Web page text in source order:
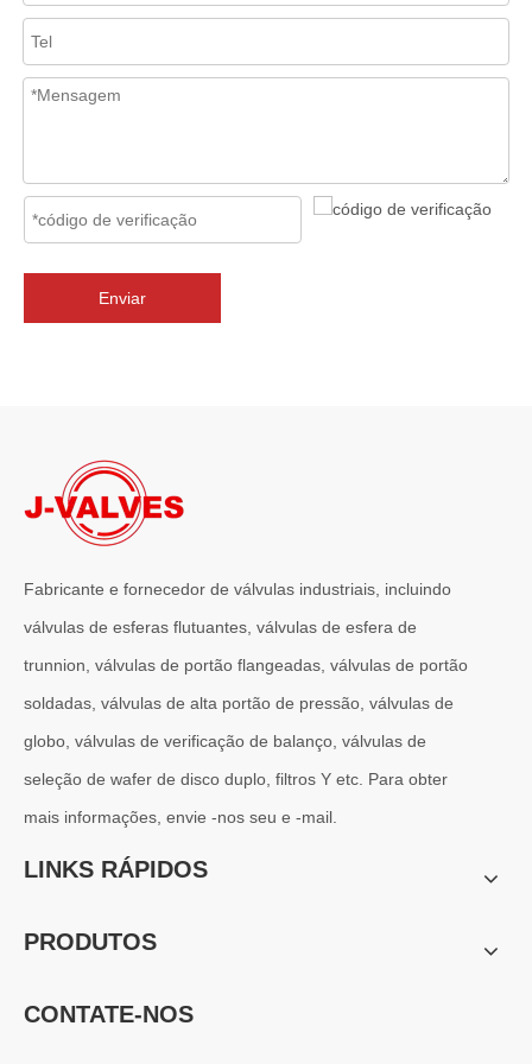
2026-07-02
J-VALVES fornece válvulas borboleta de flange excêntrica tripla
2026-07-01
Os sistemas de engenharia naval operam em alguns dos
Enviar
Fabricante e fornecedor de válvulas industriais, incluindo
válvulas de esferas flutuantes, válvulas de esfera de
trunnion, válvulas de portão flangeadas, válvulas de portão
soldadas, válvulas de alta portão de pressão, válvulas de
globo, válvulas de verificação de balanço, válvulas de
seleção de wafer de disco duplo, filtros Y etc. Para obter
mais informações, envie -nos seu e -mail.
LINKS RÁPIDOS
PRODUTOS
CONTATE-NOS